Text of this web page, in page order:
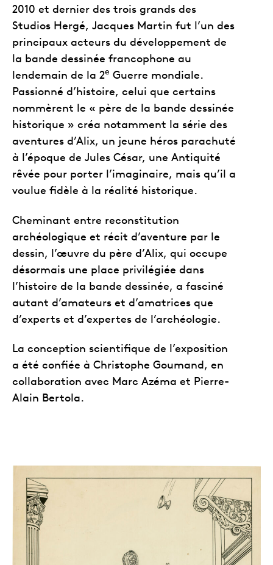
2010 et dernier des trois grands des
Studios Hergé, Jacques Martin fut l’un des
principaux acteurs du développement de
la bande dessinée francophone au
lendemain de la 2e Guerre mondiale.
Passionné d’histoire, celui que certains
nommèrent le « père de la bande dessinée
historique » créa notamment la série des
aventures d’Alix, un jeune héros parachuté
à l’époque de Jules César, une Antiquité
rêvée pour porter l’imaginaire, mais qu’il a
voulue fidèle à la réalité historique.
Cheminant entre reconstitution
archéologique et récit d’aventure par le
dessin, l’œuvre du père d’Alix, qui occupe
désormais une place privilégiée dans
l’histoire de la bande dessinée, a fasciné
autant d’amateurs et d’amatrices que
d’experts et d’expertes de l’archéologie.
La conception scientifique de l’exposition
a été confiée à Christophe Goumand, en
collaboration avec Marc Azéma et Pierre-
Alain Bertola.